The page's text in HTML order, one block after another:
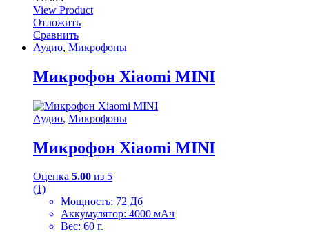
View Product
Отложить
Сравнить
Аудио, Микрофоны
Микрофон Xiaomi MINI
Аудио, Микрофоны
Микрофон Xiaomi MINI
Оценка 5.00 из 5
(1)
Мощность: 72 Дб
Аккумулятор: 4000 мАч
Вес: 60 г.